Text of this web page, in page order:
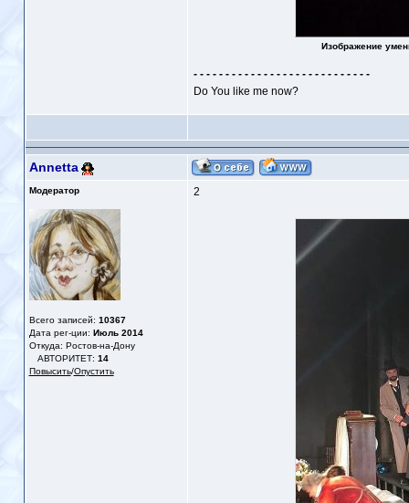
Изображение
- - - - - - - - - - - - - - - - - - - - - - - - - - - -
Do You like me now?
Annetta
Модератор
Всего записей: 10367
Дата рег-ции: Июль 2014
Откуда: Ростов-на-Дону
АВТОРИТЕТ: 14
Повысить/Опустить
2